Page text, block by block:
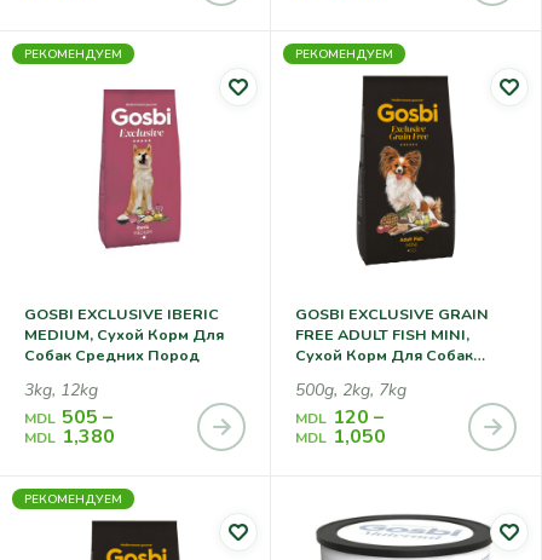
РЕКОМЕНДУЕМ
GOSBI EXCLUSIVE IBERIC
MEDIUM, Cухой Корм Для
Собак Средних Пород
3kg, 12kg
MDL 505 –
MDL 1,380
РЕКОМЕНДУЕМ
GOSBI EXCLUSIVE GRAIN
FREE ADULT FISH MINI,
Сухой Корм Для Собак
500g, 2kg, 7kg
MDL 120 –
MDL 1,050
РЕКОМЕНДУЕМ